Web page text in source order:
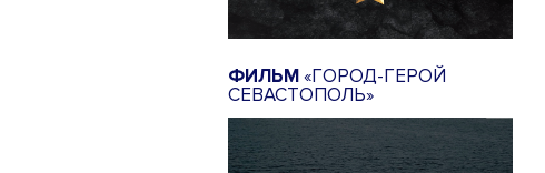
ФИЛЬМ«ГОРОД-ГЕРОЙ
СЕВАСТОПОЛЬ»